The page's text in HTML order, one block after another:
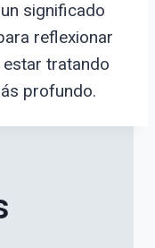
significado
reflexionar
tratando
profundo.